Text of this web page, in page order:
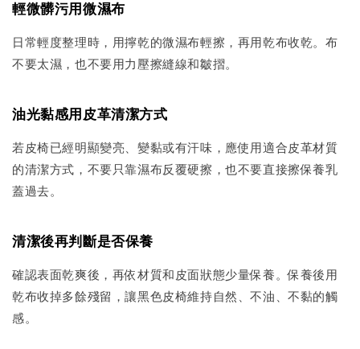
輕微髒污用微濕布
日常輕度整理時，用擰乾的微濕布輕擦，再用乾布收乾。布
不要太濕，也不要用力壓擦縫線和皺摺。
油光黏感用皮革清潔方式
若皮椅已經明顯變亮、變黏或有汗味，應使用適合皮革材質
的清潔方式，不要只靠濕布反覆硬擦，也不要直接擦保養乳
蓋過去。
清潔後再判斷是否保養
確認表面乾爽後，再依材質和皮面狀態少量保養。保養後用
乾布收掉多餘殘留，讓黑色皮椅維持自然、不油、不黏的觸
感。